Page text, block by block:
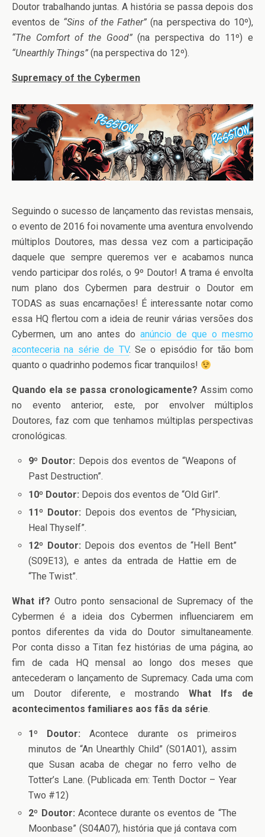
Doutor trabalhando juntas. A história se passa depois dos
eventos de “Sins of the Father” (na perspectiva do 10º),
“The Comfort of the Good”(na perspectiva do 11º) e
“Unearthly Things” (na perspectiva do 12º).
Supremacy of the Cybermen
Seguindo o sucesso de lançamento das revistas mensais,
o evento de 2016 foi novamente uma aventura envolvendo
múltiplos Doutores, mas dessa vez com a participação
daquele que sempre queremos ver e acabamos nunca
vendo participar dos rolés, o 9º Doutor! A trama é envolta
num plano dos Cybermen para destruir o Doutor em
TODAS as suas encarnações! É interessante notar como
essa HQ flertou com a ideia de reunir várias versões dos
Cybermen, um ano antes do anúncio de que o mesmo
aconteceria na série de TV. Se o episódio for tão bom
quanto o quadrinho podemos ficar tranquilos!
Quando ela se passa cronologicamente? Assim como
no evento anterior, este, por envolver múltiplos
Doutores, faz com que tenhamos múltiplas perspectivas
cronológicas.
9º Doutor: Depois dos eventos de “Weapons of
Past Destruction”.
10º Doutor: Depois dos eventos de “Old Girl”.
11º Doutor: Depois dos eventos de “Physician,
Heal Thyself”.
12º Doutor: Depois dos eventos de “Hell Bent”
(S09E13), e antes da entrada de Hattie em de
“The Twist”.
What if? Outro ponto sensacional de Supremacy of the
Cybermen é a ideia dos Cybermen influenciarem em
pontos diferentes da vida do Doutor simultaneamente.
Por conta disso a Titan fez histórias de uma página, ao
fim de cada HQ mensal ao longo dos meses que
antecederam o lançamento de Supremacy. Cada uma com
um Doutor diferente, e mostrando What Ifs de
acontecimentos familiares aos fãs da série.
1º Doutor: Acontece durante os primeiros
minutos de “An Unearthly Child” (S01A01), assim
que Susan acaba de chegar no ferro velho de
Totter’s Lane. (Publicada em: Tenth Doctor – Year
Two #12)
2º Doutor: Acontece durante os eventos de “The
Moonbase” (S04A07), história que já contava com